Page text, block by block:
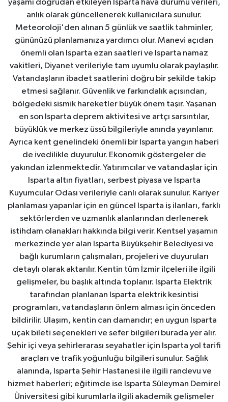
yaşamı doğrudan etkileyen Isparta hava durumu verileri,
anlık olarak güncellenerek kullanıcılara sunulur.
Meteoroloji'den alınan 5 günlük ve saatlik tahminler,
gününüzü planlamanıza yardımcı olur. Manevi açıdan
önemli olan Isparta ezan saatleri ve Isparta namaz
vakitleri, Diyanet verileriyle tam uyumlu olarak paylaşılır.
Vatandaşların ibadet saatlerini doğru bir şekilde takip
etmesi sağlanır. Güvenlik ve farkındalık açısından,
bölgedeki sismik hareketler büyük önem taşır. Yaşanan
en son Isparta deprem aktivitesi ve artçı sarsıntılar,
büyüklük ve merkez üssü bilgileriyle anında yayınlanır.
Ayrıca kent genelindeki önemli bir Isparta yangın haberi
de ivedilikle duyurulur. Ekonomik göstergeler de
yakından izlenmektedir. Yatırımcılar ve vatandaşlar için
Isparta altın fiyatları, serbest piyasa ve Isparta
Kuyumcular Odası verileriyle canlı olarak sunulur. Kariyer
planlaması yapanlar için en güncel Isparta iş ilanları, farklı
sektörlerden ve uzmanlık alanlarından derlenerek
istihdam olanakları hakkında bilgi verir. Kentsel yaşamın
merkezinde yer alan Isparta Büyükşehir Belediyesi ve
bağlı kurumların çalışmaları, projeleri ve duyuruları
detaylı olarak aktarılır. Kentin tüm İzmir ilçeleri ile ilgili
gelişmeler, bu başlık altında toplanır. Isparta Elektrik
tarafından planlanan Isparta elektrik kesintisi
programları, vatandaşların önlem alması için önceden
bildirilir. Ulaşım, kentin can damarıdır; en uygun Isparta
uçak bileti seçenekleri ve sefer bilgileri burada yer alır.
Şehir içi veya şehirlerarası seyahatler için Isparta yol tarifi
araçları ve trafik yoğunluğu bilgileri sunulur. Sağlık
alanında, Isparta Şehir Hastanesi ile ilgili randevu ve
hizmet haberleri; eğitimde ise Isparta Süleyman Demirel
Üniversitesi gibi kurumlarla ilgili akademik gelişmeler